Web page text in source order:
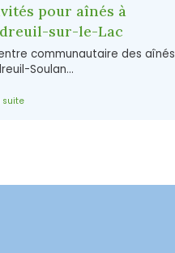
pour aînés à
sur-le-Lac
communautaire des aînés
Soulan...
suite